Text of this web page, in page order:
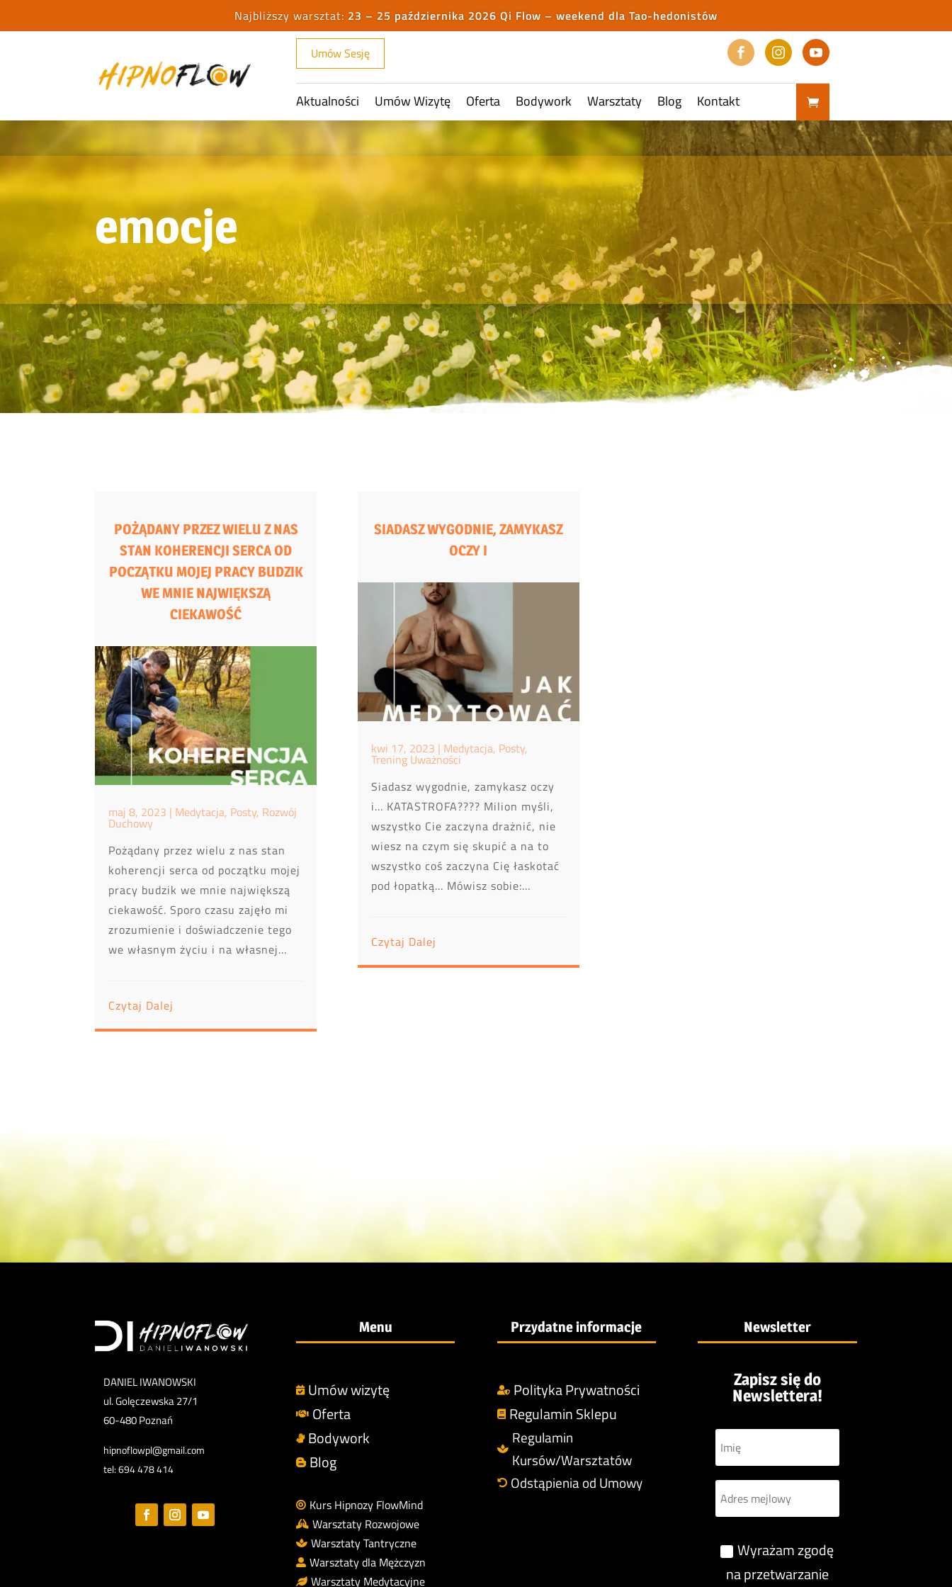
23 – 25 października 2026 Qi Flow – weekend dla Tao-hedonistów
Umów Sesję   
Aktualności Umów Wizytę Oferta Bodywork Warsztaty Blog Kontakt
emocje
POŻĄDANY PRZEZ WIELU Z NAS
STAN KOHERENCJI SERCA OD
POCZĄTKU MOJEJ PRACY BUDZIK
WE MNIE NAJWIĘKSZĄ
CIEKAWOŚĆ
maj 8, 2023 | Medytacja, Posty, Rozwój
Duchowy
Pożądany przez wielu z nas stan
koherencji serca od początku mojej
pracy budzik we mnie największą
ciekawość. Sporo czasu zajęło mi
zrozumienie i doświadczenie tego
we własnym życiu i na własnej...
Czytaj Dalej
SIADASZ WYGODNIE, ZAMYKASZ
OCZY I
kwi 17, 2023 | Medytacja, Posty,
Trening Uważności
Siadasz wygodnie, zamykasz oczy
i... KATASTROFA???? Milion myśli,
wszystko Cie zaczyna drażnić, nie
wiesz na czym się skupić a na to
wszystko coś zaczyna Cię łaskotać
pod łopatką... Mówisz sobie:...
Czytaj Dalej
DANIEL IWANOWSKI
ul. Golęczewska 27/1
60-480 Poznań
hipnoflowpl@gmail.com
tel: 694 478 414
Menu
 Umów wizytę
 Oferta
 Bodywork
 Blog
 Kurs Hipnozy FlowMind
 Warsztaty Rozwojowe
 Warsztaty Tantryczne
 Warsztaty dla Mężczyzn
 Warsztaty Medytacyjne
Przydatne informacje
 Polityka Prywatności
 Regulamin Sklepu

Regulamin
Kursów/Warsztatów
 Odstąpienia od Umowy
Newsletter
Zapisz się do
Newslettera!
Wyrażam zgodę
na przetwarzanie